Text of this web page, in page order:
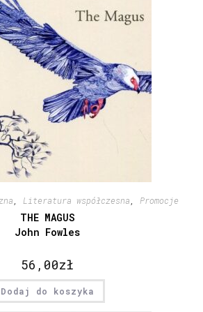
Literatura współczesna Promocje
THE MAGUS
John Fowles
56,00zł
Dodaj do koszyka